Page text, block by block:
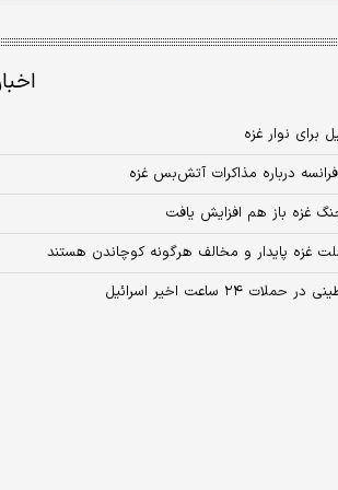
برای نوار غزه
درباره مذاکرات آتش‌بس غزه
غزه باز هم افزایش یافت
غزه پایدار و مخالف هرگونه کوچاندن هستند